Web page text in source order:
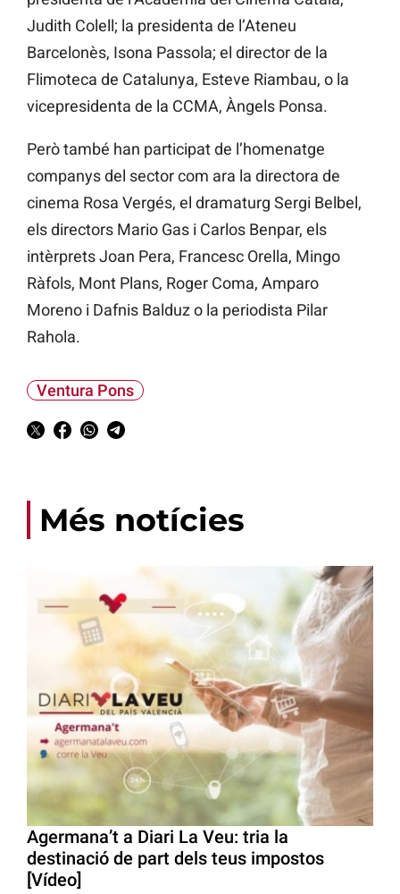
Judith Colell; la presidenta de l’Ateneu
Barcelonès, Isona Passola; el director de la
Flimoteca de Catalunya, Esteve Riambau, o la
vicepresidenta de la CCMA, Àngels Ponsa.
Però també han participat de l’homenatge
companys del sector com ara la directora de
cinema Rosa Vergés, el dramaturg Sergi Belbel,
els directors Mario Gas i Carlos Benpar, els
intèrprets Joan Pera, Francesc Orella, Mingo
Ràfols, Mont Plans, Roger Coma, Amparo
Moreno i Dafnis Balduz o la periodista Pilar
Rahola.
Ventura Pons
Més notícies
Agermana’t a Diari La Veu: tria la
destinació de part dels teus impostos
[Vídeo]